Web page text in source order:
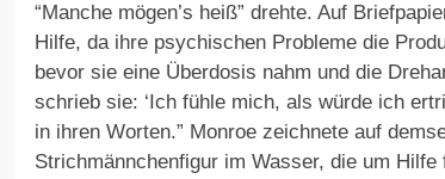
“Manche mögen’s heiß” drehte. Auf
Hilfe, da ihre psychischen Probleme die
bevor sie eine Überdosis nahm und die
schrieb sie: ‘Ich fühle mich, als würde ich
in ihren Worten.” Monroe zeichnete auf
Strichmännchenfigur im Wasser, die um